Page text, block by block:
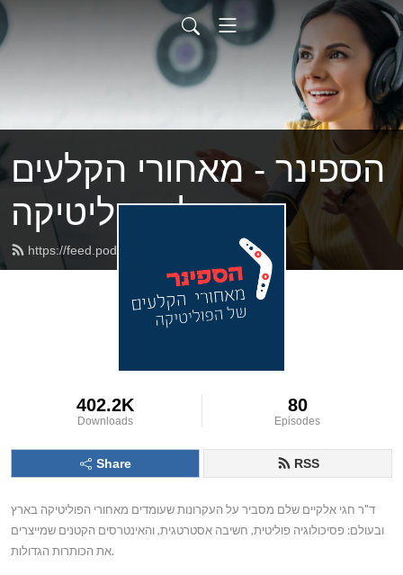
הספינר - מאחורי הקלעים
של הפוליטיקה
https://feed.podbean.com/haggai/feed.xml
402.2K
Downloads
80
Episodes
Share RSS
ד"ר חגי אלקיים שלם מסביר על העקרונות שעומדים מאחורי הפוליטיקה בארץ
ובעולם: פסיכולוגיה פוליטית, חשיבה אסטרטגית, והאינטרסים הקטנים שמייצרים
את הכותרות הגדולות.